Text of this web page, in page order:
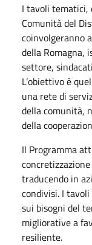
I tavoli tematici,
Comunità del
coinvolgeranno
della Romagna,
settore,
L’obiettivo è
una rete di
della comunità,
della
Il Programma
traducendo in
condivisi. I
sui bisogni del
migliorative a
resiliente.